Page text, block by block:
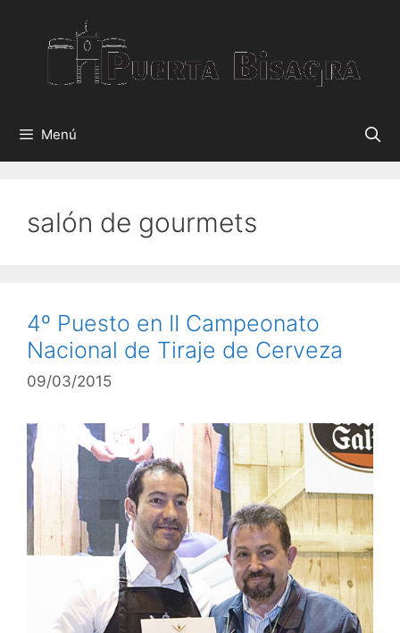
Menú
salón de gourmets
4º Puesto en II Campeonato
Nacional de Tiraje de Cerveza
09/03/2015